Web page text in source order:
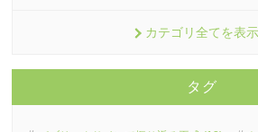
カテゴリ全てを表示
タグ